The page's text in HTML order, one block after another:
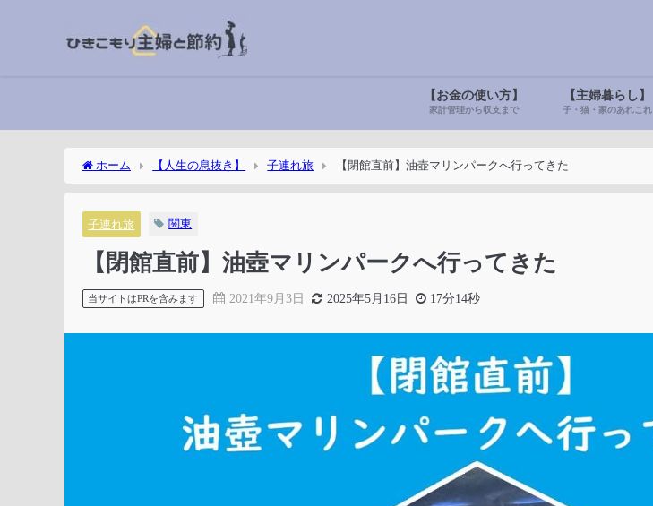
【お金の使い方】
家計管理から収支まで
【主婦暮らし】
子・猫・家のあれこれ
ホーム 【人生の息抜き】 子連れ旅 【閉館直前】油壺マリンパークへ行ってきた
子連れ旅 関東
【閉館直前】油壺マリンパークへ行ってきた
当サイトはPRを含みます 2021年9月3日 2025年5月16日 17分14秒